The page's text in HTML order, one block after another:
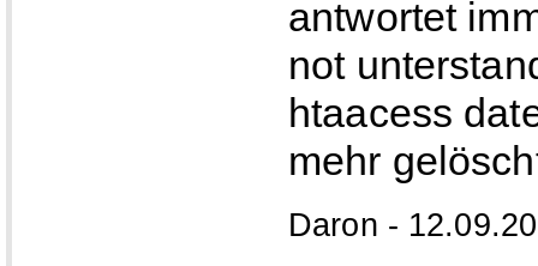
antwortet
not
htaacess
mehr
Daron -